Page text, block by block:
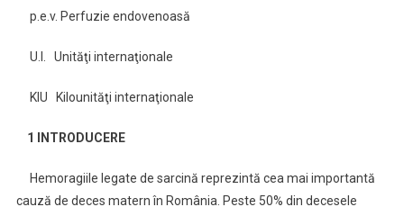
p.e.v. Perfuzie endovenoasă
U.I. Unităţi internaţionale
KIU Kilounităţi internaţionale
1 INTRODUCERE
Hemoragiile legate de sarcină reprezintă cea mai importantă
cauză de deces matern în România. Peste 50% din decesele